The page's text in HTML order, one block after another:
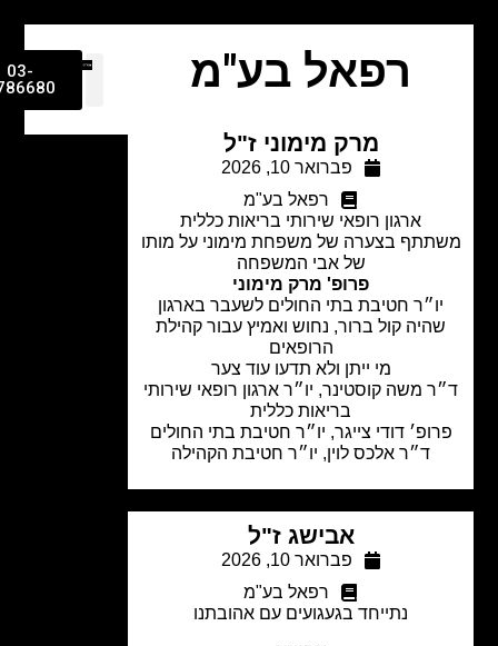
רפאל בע"מ
מרק מימוני ז"ל
פברואר 10, 2026
רפאל בע"מ
ארגון רופאי שירותי בריאות כללית
בצערה של משפחת מימוני על מותו
של אבי המשפחה
פרופ' מרק מימוני
חטיבת בתי החולים לשעבר בארגון
קול ברור, נחוש ואמיץ עבור קהילת
הרופאים
מי ייתן ולא תדעו עוד צער
משה קוסטינר, יו״ר ארגון רופאי שירותי
בריאות כללית
דודי צייגר, יו״ר חטיבת בתי החולים
ד״ר אלכס לוין, יו״ר חטיבת הקהילה
אבישג ז"ל
פברואר 10, 2026
רפאל בע"מ
נתייחד בגעגועים עם אהובתנו
03-
9786680